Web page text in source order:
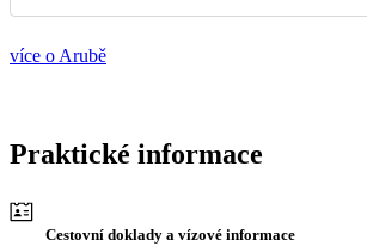
více o Arubě
Praktické informace
Cestovní doklady a vízové informace